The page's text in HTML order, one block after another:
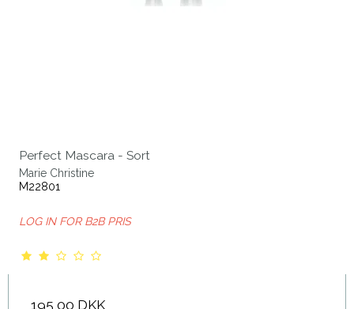
Perfect Mascara - Sort
Marie Christine
M22801
LOG IN FOR B2B PRIS
195,00 DKK